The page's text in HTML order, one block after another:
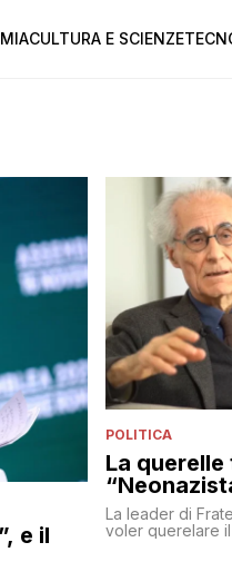
CULTURA E SCIENZE
e il
POLITICA
La
La leader di
voler querelare